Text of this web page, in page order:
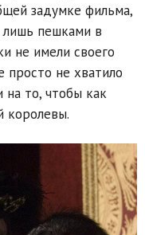
задумке фильма,
пешками в
не имели своего
просто не хватило
на то, чтобы как
королевы.